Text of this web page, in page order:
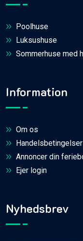
Poolhuse
Luksushuse
Sommerhuse med
Information
Om os
Handelsbetingelser
Annoncer din
Ejer login
Nyhedsbrev